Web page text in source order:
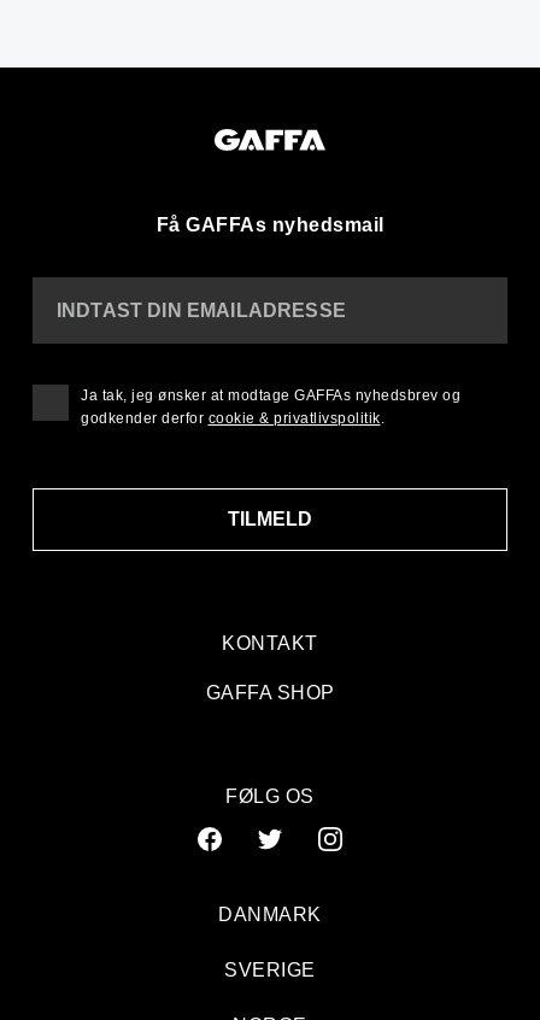
Få GAFFAs nyhedsmail
KONTAKT
GAFFA SHOP
INDTAST DIN EMAILADRESSE
TILMELD
Ja tak, jeg ønsker at modtage GAFFAs nyhedsbrev og
godkender derfor cookie & privatlivspolitik.
FØLG OS
DANMARK
SVERIGE